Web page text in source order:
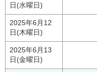
日(水曜日)
2025年6月12
日(木曜日)
2025年6月13
日(金曜日)